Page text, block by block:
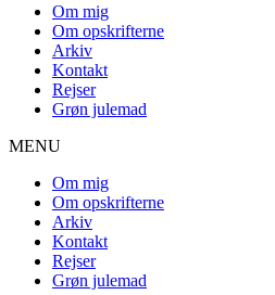
Om mig
Om opskrifterne
Arkiv
Kontakt
Rejser
Grøn julemad
MENU
Om mig
Om opskrifterne
Arkiv
Kontakt
Rejser
Grøn julemad